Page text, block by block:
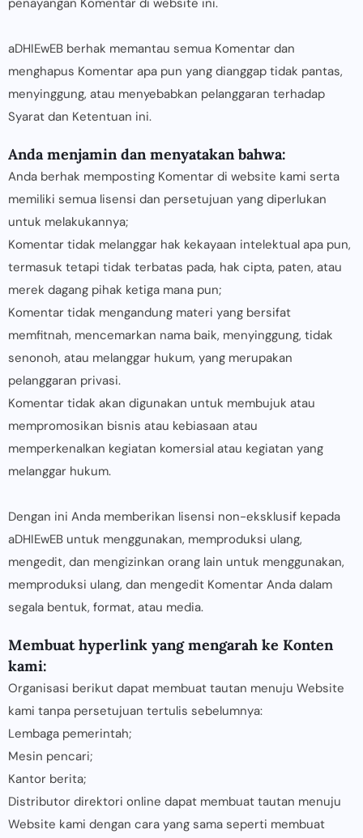
penayangan Komentar di website ini.
aDHIEwEB berhak memantau semua Komentar dan
menghapus Komentar apa pun yang dianggap tidak pantas,
menyinggung, atau menyebabkan pelanggaran terhadap
Syarat dan Ketentuan ini.
Anda menjamin dan menyatakan bahwa:
Anda berhak memposting Komentar di website kami serta
memiliki semua lisensi dan persetujuan yang diperlukan
untuk melakukannya;
Komentar tidak melanggar hak kekayaan intelektual apa pun,
termasuk tetapi tidak terbatas pada, hak cipta, paten, atau
merek dagang pihak ketiga mana pun;
Komentar tidak mengandung materi yang bersifat
memfitnah, mencemarkan nama baik, menyinggung, tidak
senonoh, atau melanggar hukum, yang merupakan
pelanggaran privasi.
Komentar tidak akan digunakan untuk membujuk atau
mempromosikan bisnis atau kebiasaan atau
memperkenalkan kegiatan komersial atau kegiatan yang
melanggar hukum.
Dengan ini Anda memberikan lisensi non-eksklusif kepada
aDHIEwEB untuk menggunakan, memproduksi ulang,
mengedit, dan mengizinkan orang lain untuk menggunakan,
memproduksi ulang, dan mengedit Komentar Anda dalam
segala bentuk, format, atau media.
Membuat hyperlink yang mengarah ke Konten
kami:
Organisasi berikut dapat membuat tautan menuju Website
kami tanpa persetujuan tertulis sebelumnya:
Lembaga pemerintah;
Mesin pencari;
Kantor berita;
Distributor direktori online dapat membuat tautan menuju
Website kami dengan cara yang sama seperti membuat